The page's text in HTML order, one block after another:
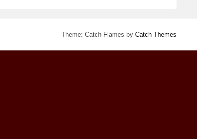
Theme: Catch Flames by Catch Themes